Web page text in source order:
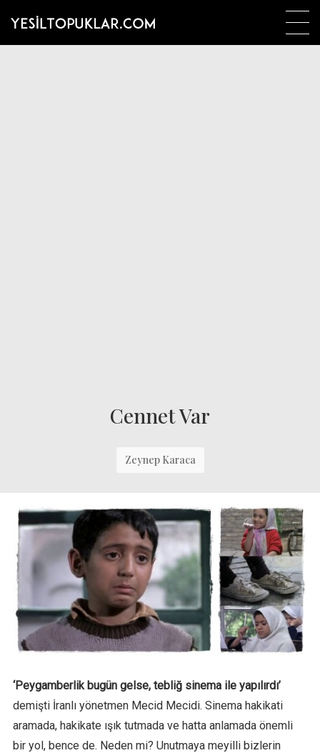
Cennet Var
Zeynep Karaca
‘Peygamberlik bugün gelse, tebliğ sinema ile yapılırdı’
demişti İranlı yönetmen Mecid Mecidi. Sinema hakikati
aramada, hakikate ışık tutmada ve hatta anlamada önemli
bir yol, bence de. Neden mi? Unutmaya meyilli bizlerin